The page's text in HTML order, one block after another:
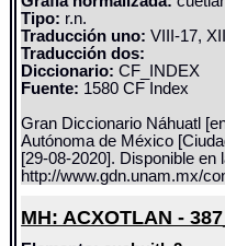
Tipo: r.n.
Traducción uno: VIII-17,
Traducción dos:
Diccionario:CF_INDEX
Fuente: 1580 CF Index
Gran Diccionario Náhuatl
Autónoma de México
[29-08-2020]. Disponible en
http://www.gdn.unam.mx/
MH: ACXOTLAN -